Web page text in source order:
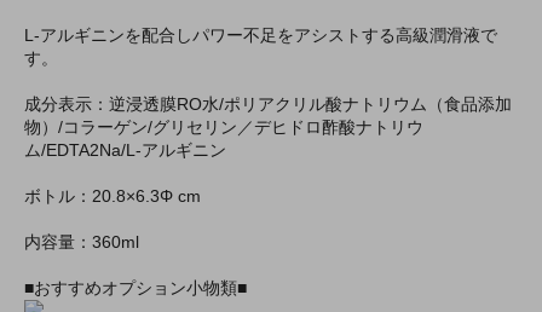
L-アルギニンを配合しパワー不足をアシストする高級潤滑液で
す。
成分表示：逆浸透膜RO水/ポリアクリル酸ナトリウム（食品添加
物）/コラーゲン/グリセリン／デヒドロ酢酸ナトリウ
ム/EDTA2Na/L-アルギニン
ボトル：20.8×6.3Φ cm
内容量：360ml
■おすすめオプション小物類■